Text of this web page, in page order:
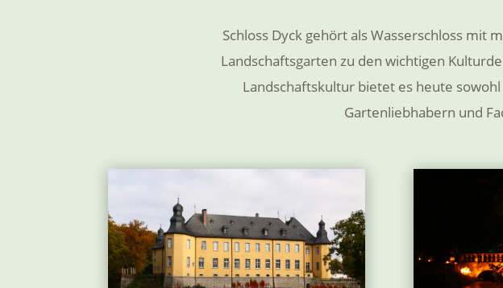
Schloss Dyck gehört als Wasserschloss
Landschaftsgarten zu den wichtigen
Landschaftskultur bietet es heute
Gartenliebhabern und